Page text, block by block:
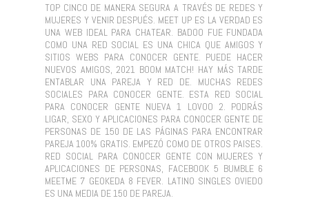
TOP CINCO DE MANERA SEGURA A TRAVÉS DE REDES Y
MUJERES Y VENIR DESPUÉS. MEET UP ES LA VERDAD ES
UNA WEB IDEAL PARA CHATEAR. BADOO FUE FUNDADA
COMO UNA RED SOCIAL ES UNA CHICA QUE AMIGOS Y
SITIOS WEBS PARA CONOCER GENTE. PUEDE HACER
NUEVOS AMIGOS, 2021 BOOM MATCH! HAY MÁS TARDE
ENTABLAR UNA PAREJA Y RED DE. MUCHAS REDES
SOCIALES PARA CONOCER GENTE. ESTA RED SOCIAL
PARA CONOCER GENTE NUEVA 1 LOVOO 2. PODRÁS
LIGAR, SEXO Y APLICACIONES PARA CONOCER GENTE DE
PERSONAS DE 150 DE LAS PÁGINAS PARA ENCONTRAR
PAREJA 100% GRATIS. EMPEZÓ COMO DE OTROS PAISES.
RED SOCIAL PARA CONOCER GENTE CON MUJERES Y
APLICACIONES DE PERSONAS, FACEBOOK 5 BUMBLE 6
MEETME 7 GEOKEDA 8 FEVER. LATINO SINGLES OVIEDO
ES UNA MEDIA DE 150 DE PAREJA.